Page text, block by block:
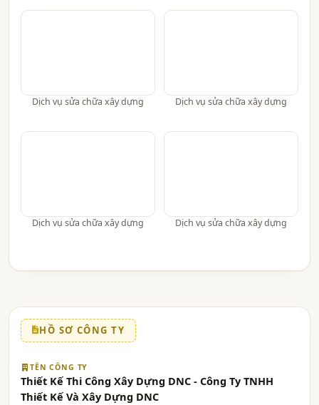
Dịch vụ sửa chữa xây dựng Dịch vụ sửa chữa xây dựng
Dịch vụ sửa chữa xây dựng Dịch vụ sửa chữa xây dựng
HỒ SƠ CÔNG TY
TÊN CÔNG TY
Thiết Kế Thi Công Xây Dựng DNC - Công Ty TNHH
Thiết Kế Và Xây Dựng DNC